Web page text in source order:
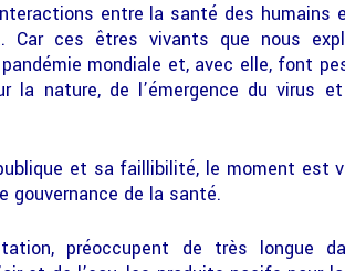
entre la santé des humains
Car ces êtres vivants que nous
mondiale et, avec elle, font
la nature, de l’émergence du virus
et sa faillibilité, le moment est
gouvernance de la santé.
préoccupent de très longue